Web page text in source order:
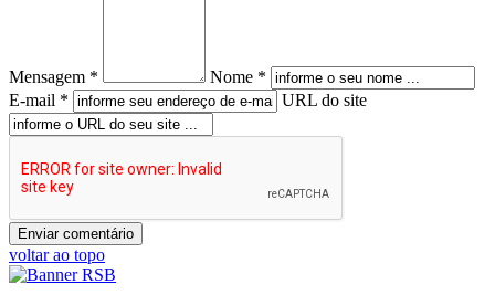
Mensagem *
Nome *
E-mail *
URL do site
voltar ao topo